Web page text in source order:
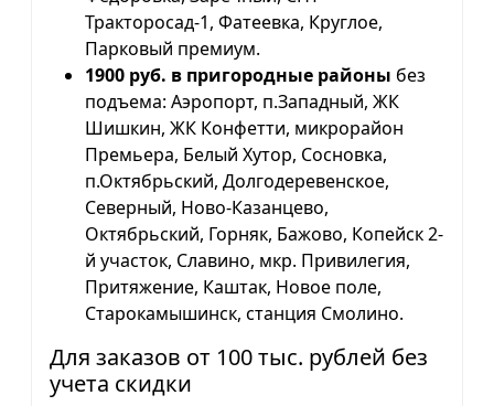
Тракторосад-1, Фатеевка, Круглое,
Парковый премиум.
1900 руб. в пригородные районы без
подъема: Аэропорт, п.Западный, ЖК
Шишкин, ЖК Конфетти, микрорайон
Премьера, Белый Хутор, Сосновка,
п.Октябрьский, Долгодеревенское,
Северный, Ново-Казанцево,
Октябрьский, Горняк, Бажово, Копейск 2-
й участок, Славино, мкр. Привилегия,
Притяжение, Каштак, Новое поле,
Старокамышинск, станция Смолино.
Для заказов от 100 тыс. рублей без
учета скидки